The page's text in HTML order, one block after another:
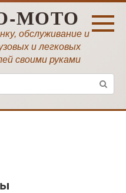
МОТО
обслуживание и
и легковых
своими руками